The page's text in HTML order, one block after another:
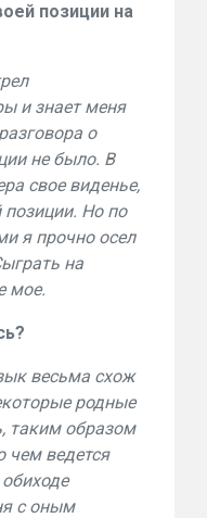
позиции на
и знает меня
о
не было. В
свое виденье,
позиции. Но по
я прочно осел
на
мое.
весьма схож
родные
таким образом
чем ведется
с оным